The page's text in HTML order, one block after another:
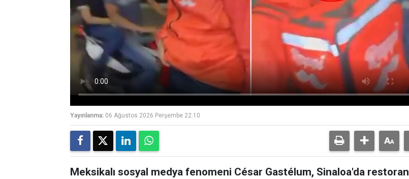
Yayınlanma: 06 Ağustos 2026 Perşembe 22:10
Meksikalı sosyal medya fenomeni César Gastélum, Sinaloa'da restoran